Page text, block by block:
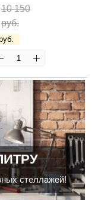
10 150
руб.
стеллажей!